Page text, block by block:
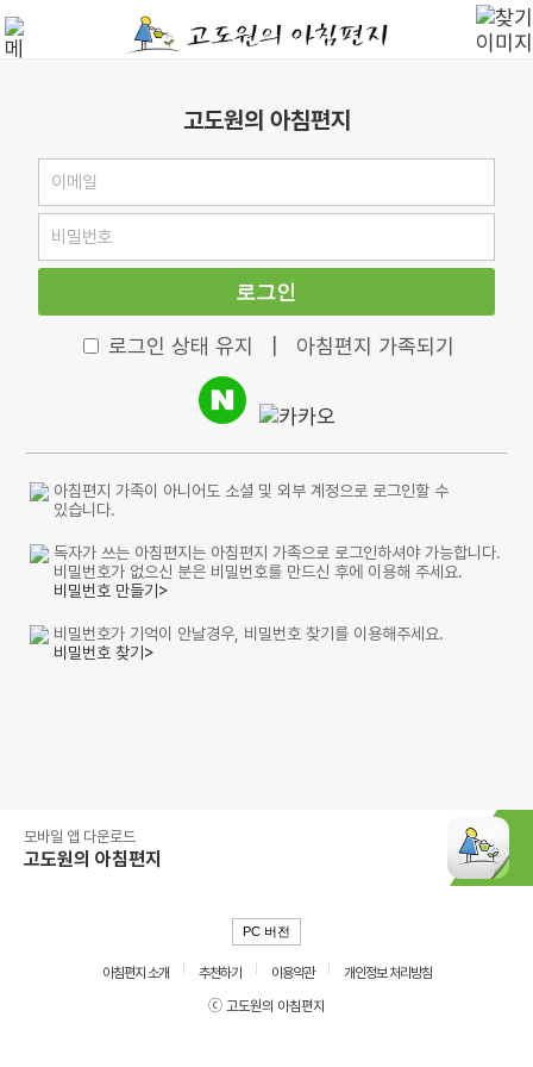
고도원의 아침편지
로그인
로그인 상태 유지 아침편지 가족되기
아침편지 가족이 아니어도 소셜 및 외부 계정으로 로그인할 수
있습니다.
독자가 쓰는 아침편지는 아침편지 가족으로 로그인하셔야 가능합니다.
비밀번호가 없으신 분은 비밀번호를 만드신 후에 이용해 주세요.
비밀번호 만들기>
비밀번호가 기억이 안날경우, 비밀번호 찾기를 이용해주세요.
비밀번호 찾기>
모바일 앱 다운로드
고도원의 아침편지
PC 버전
아침편지 소개 추천하기 이용약관
개인정보 처리방침
ⓒ 고도원의 아침편지